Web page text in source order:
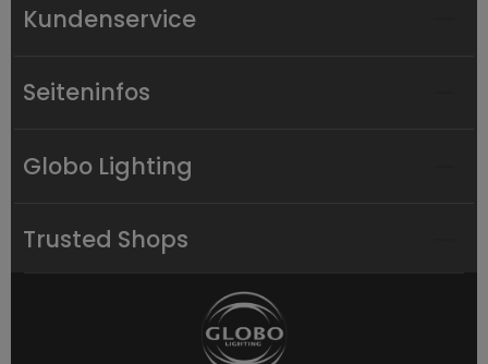
Kundenservice
Seiteninfos
Globo Lighting
Trusted Shops